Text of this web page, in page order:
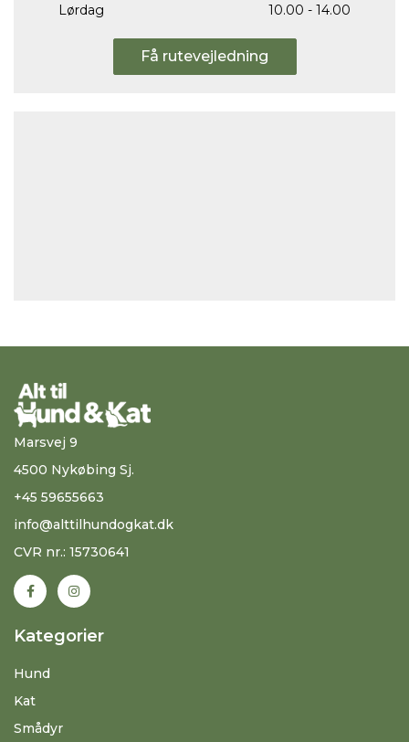
Lørdag
10.00 - 14.00
Få rutevejledning
Marsvej 9
4500 Nykøbing Sj.
+45 59655663
info@alttilhundogkat.dk
CVR nr.: 15730641
Kategorier
Hund
Kat
Smådyr